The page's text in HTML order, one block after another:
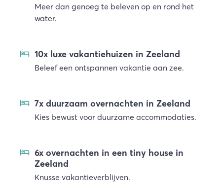
Meer dan genoeg te beleven op en rond het
water.
10x luxe vakantiehuizen in Zeeland
Beleef een ontspannen vakantie aan zee.
7x duurzaam overnachten in Zeeland
Kies bewust voor duurzame accommodaties.
6x overnachten in een tiny house in
Zeeland
Knusse vakantieverblijven.